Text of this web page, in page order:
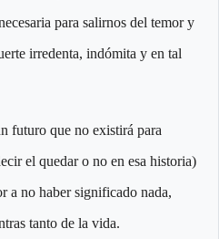
para salirnos del temor y
irredenta, indómita y en tal
futuro que no existirá para
el quedar o no en esa historia)
a no haber significado nada,
tanto de la vida.